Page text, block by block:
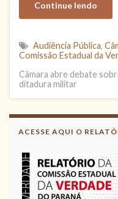
Continue lendo
Audiência Pública,
Comissão Estadual da
Câmara abre debate
ditadura militar
ACESSE AQUI O